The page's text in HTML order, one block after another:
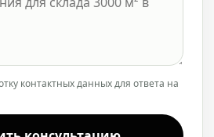
контактных данных для ответа на